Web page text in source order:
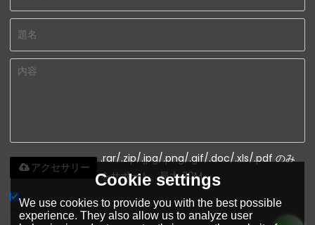
.rar/.zip/.jpg/.png/.gif/.doc/.xls/.pdf のみ
をサポート、最大 20M
アクセサリー
利用規則を同意する。,利用規則
Cookie settings
We use cookies to provide you with the best possible
experience. They also allow us to analyze user